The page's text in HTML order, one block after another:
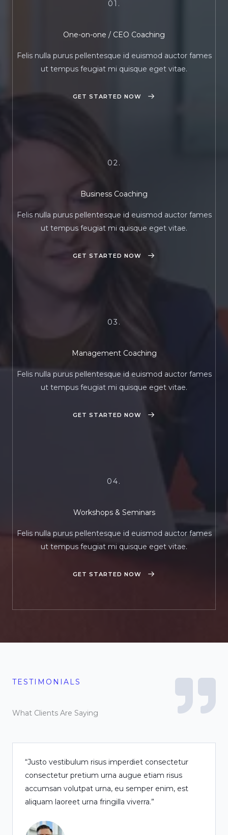
01.
One-on-one / CEO Coaching
Felis nulla purus pellentesque id euismod auctor fames
ut tempus feugiat mi quisque eget vitae.
GET STARTED NOW
02.
Business Coaching
Felis nulla purus pellentesque id euismod auctor fames
ut tempus feugiat mi quisque eget vitae.
GET STARTED NOW
03.
Management Coaching
Felis nulla purus pellentesque id euismod auctor fames
ut tempus feugiat mi quisque eget vitae.
GET STARTED NOW
04.
Workshops & Seminars
Felis nulla purus pellentesque id euismod auctor fames
ut tempus feugiat mi quisque eget vitae.
GET STARTED NOW
TESTIMONIALS
What Clients Are Saying
“Justo vestibulum risus imperdiet consectetur
consectetur pretium urna augue etiam risus
accumsan volutpat urna, eu semper enim, est
aliquam laoreet urna fringilla viverra.”